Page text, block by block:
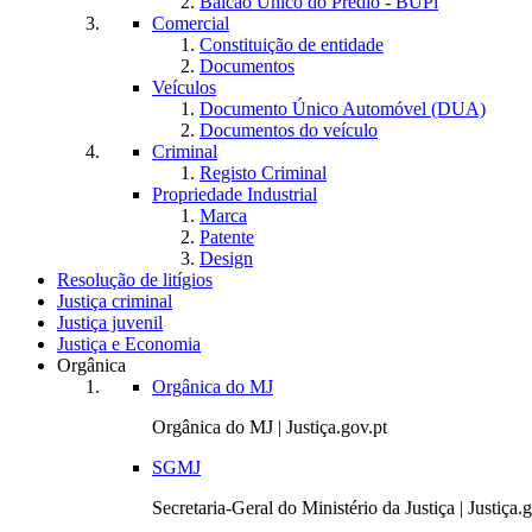
Comercial
Constituição de entidade
Documentos
Veículos
Documento Único Automóvel (DUA)
Documentos do veículo
Criminal
Registo Criminal
Propriedade Industrial
Marca
Patente
Design
Resolução de litígios
Justiça criminal
Justiça juvenil
Justiça e Economia
Orgânica
Orgânica do MJ
Orgânica do MJ | Justiça.gov.pt
SGMJ
Secretaria-Geral do Ministério da Justiça |